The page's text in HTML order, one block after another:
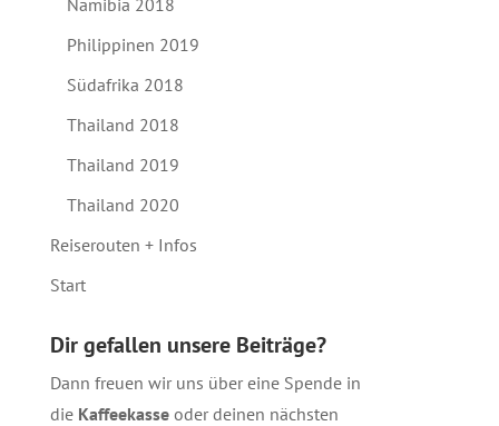
Philippinen 2019
Südafrika 2018
Thailand 2018
Thailand 2019
Thailand 2020
Reiserouten + Infos
Start
Dir gefallen unsere Beiträge?
Dann freuen wir uns über eine Spende in
die Kaffeekasseoder deinen nächsten